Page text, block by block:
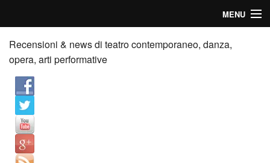
MENU
Home
Recensioni
Anticipazioni
News
Palazzi consiglia
Recensioni & news di teatro contemporaneo, danza,
opera, arti performative